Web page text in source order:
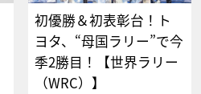
初優勝＆初表彰台！ト
ヨタ、“母国ラリー”で今
季2勝目！【世界ラリー
（WRC）】